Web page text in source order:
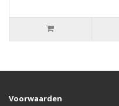
Voorwaarden